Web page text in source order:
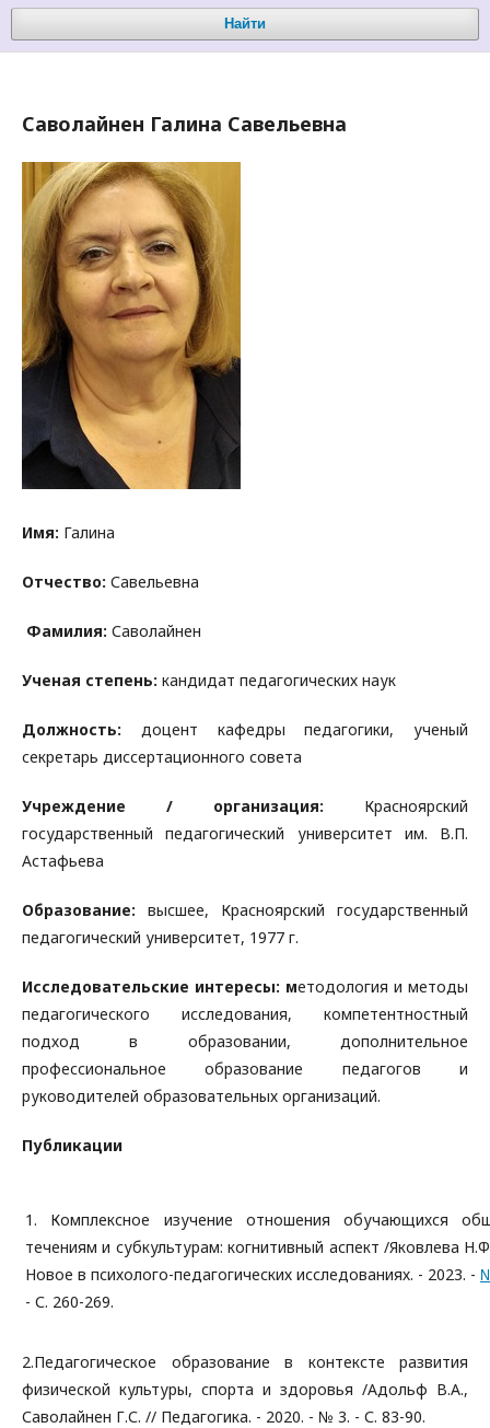
Найти
Саволайнен Галина Савельевна
Имя: Галина
Отчество: Савельевна
Фамилия: Саволайнен
Ученая степень: кандидат педагогических наук
Должность: доцент кафедры педагогики, ученый
секретарь диссертационного совета
Учреждение / организация: Красноярский
государственный педагогический университет им. В.П.
Астафьева
Образование: высшее, Красноярский государственный
педагогический университет, 1977 г.
Исследовательские интересы: методология и методы
педагогического исследования, компетентностный
подход в образовании, дополнительное
профессиональное образование педагогов и
руководителей образовательных организаций.
Публикации
1. Комплексное изучение отношения обучающихся
течениям и субкультурам: когнитивный аспект /Яковлева
Новое в психолого-педагогических исследованиях. - 2023. -
- С. 260-269.
2.Педагогическое образование в контексте развития
физической культуры, спорта и здоровья /Адольф В.А.,
Саволайнен Г.С. // Педагогика. - 2020. - № 3. - С. 83-90.